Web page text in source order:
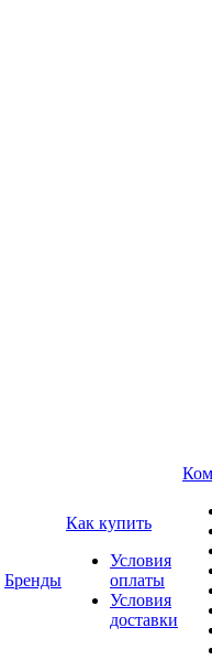
Бренды
Как купить
Условия
оплаты
Условия
доставки